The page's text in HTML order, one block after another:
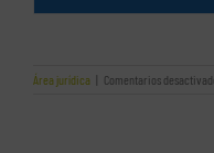
Área jurídica | Comentarios